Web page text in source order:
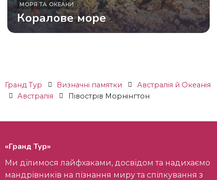
МОРЯ ТА ОКЕАНИ
Коралове море
Гранд Тур Визначні памятки
Австралія й Океанія
Австралія
Півострів Морнінгтон
«Гранд Тур»
Ми ділимося лайфхаками, досвідом та надихаємо
мандрівників на пізнання миру та спілкування з